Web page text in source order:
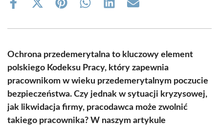
Share
Share
(Twitter)
Share Share Share Share
Ochrona przedemerytalna to kluczowy element
polskiego Kodeksu Pracy, który zapewnia
pracownikom w wieku przedemerytalnym poczucie
bezpieczeństwa. Czy jednak w sytuacji kryzysowej,
jak likwidacja firmy, pracodawca może zwolnić
takiego pracownika? W naszym artykule